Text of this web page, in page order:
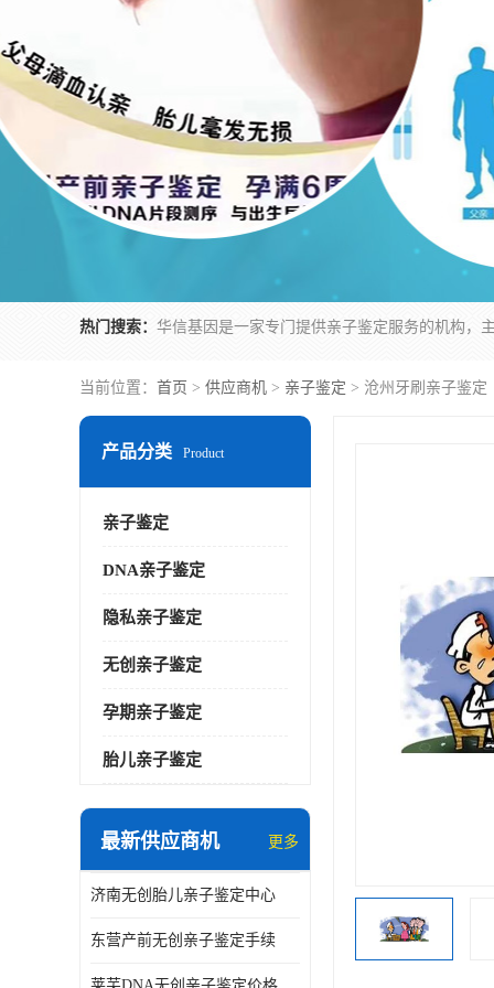
热门搜索：
当前位置： 首页 > 供应商机 > 亲子鉴定 > 沧州牙刷亲子鉴定
产品分类 Product
亲子鉴定
DNA亲子鉴定
隐私亲子鉴定
无创亲子鉴定
孕期亲子鉴定
胎儿亲子鉴定
最新供应商机 更多
济南无创胎儿亲子鉴定中心
东营产前无创亲子鉴定手续